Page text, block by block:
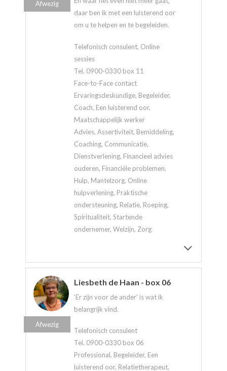
daar ben ik met een luisterend oor
om u te helpen en te begeleiden.
Telefonisch consulent, Online
sessies
Tel. 0900-0330 box 11
Face-to-Face contact
Ervaringsdeskundige, Begeleider,
Coach, Een luisterend oor,
Maatschappelijk werker
Advies, Assertiviteit, Bemiddeling,
Coaching, Communicatie,
Dienstverlening, Financieel advies
ouderen, Financiële problemen,
Hulp, Mantelzorg, Online
hulpverlening, Praktische
ondersteuning, Relatie, Roeping,
Spiritualiteit, Startende
ondernemer, Welzijn, Zorg
Afwezig
Liesbeth de Haan - box 06
‘Er zijn voor de ander’ is wat ik
belangrijk vind.
Telefonisch consulent
Tel. 0900-0330 box 06
Professional, Begeleider, Een
luisterend oor, Relatietherapeut,
Afwezig